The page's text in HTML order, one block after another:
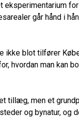
eksperimentarium
går hånd i
ikke blot tilfører
hvordan man kan
tillæg, men et
og bynatur, og